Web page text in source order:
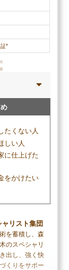
れる
バーン)
心して暮
画が必要
*
たくない人
しい人
に仕上げた
をかけたい
リスト集団
を蓄積し、森
のスペシャリ
出し、強く快
くりをサポー